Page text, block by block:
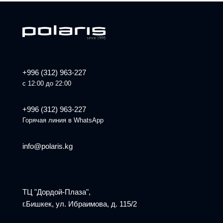
+996 (312) 963-227
с 12:00 до 22:00
+996 (312) 963-227
Горячая линия в WhatsApp
info@polaris.kg
ТЦ "Дордой-Плаза",
г.Бишкек, ул. Ибраимова, д. 115/2